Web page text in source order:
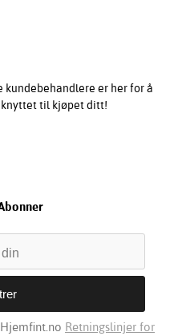
kundebehandlere er her for å
knyttet til kjøpet ditt!
Retningslinjer for